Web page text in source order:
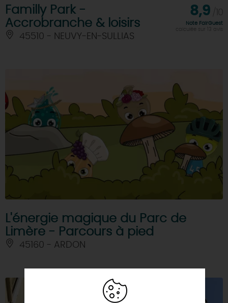
Familly Park -
Accrobranche & loisirs
45510 - NEUVY-EN-SULLIAS
8,9
Note FairGuest
L'énergie magique du Parc de
Limère - Parcours à pied
45160 - ARDON